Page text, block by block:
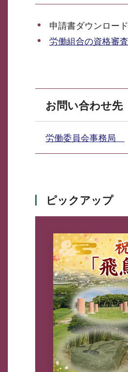
申請書ダウンロード
労働組合の資格審
お問い合わせ先
労働委員会事務局
ピックアップ